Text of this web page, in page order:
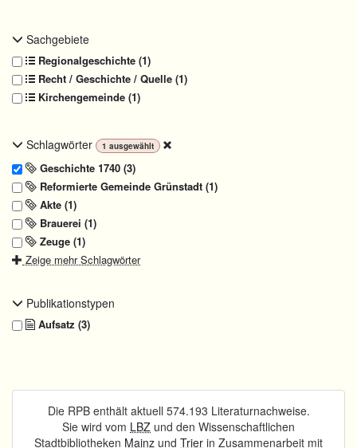
Sachgebiete
Regionalgeschichte (1)
Recht / Geschichte / Quelle (1)
Kirchengemeinde (1)
Schlagwörter 1 ausgewählt
Geschichte 1740 (3)
Reformierte Gemeinde Grünstadt (1)
Akte (1)
Brauerei (1)
Zeuge (1)
Zeige mehr Schlagwörter
Publikationstypen
Aufsatz (3)
Die RPB enthält aktuell 574.193 Literaturnachweise.
Sie wird vom LBZ und den Wissenschaftlichen
Stadtbibliotheken Mainz und Trier in Zusammenarbeit mit